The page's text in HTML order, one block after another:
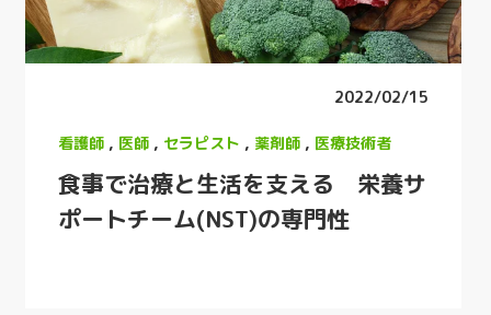
2022/02/15
看護師 , 医師 , セラピスト , 薬剤師 , 医療技術者
食事で治療と生活を支える 栄養サ
ポートチーム(NST)の専門性